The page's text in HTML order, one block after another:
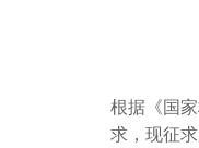
根据《国
求，现征